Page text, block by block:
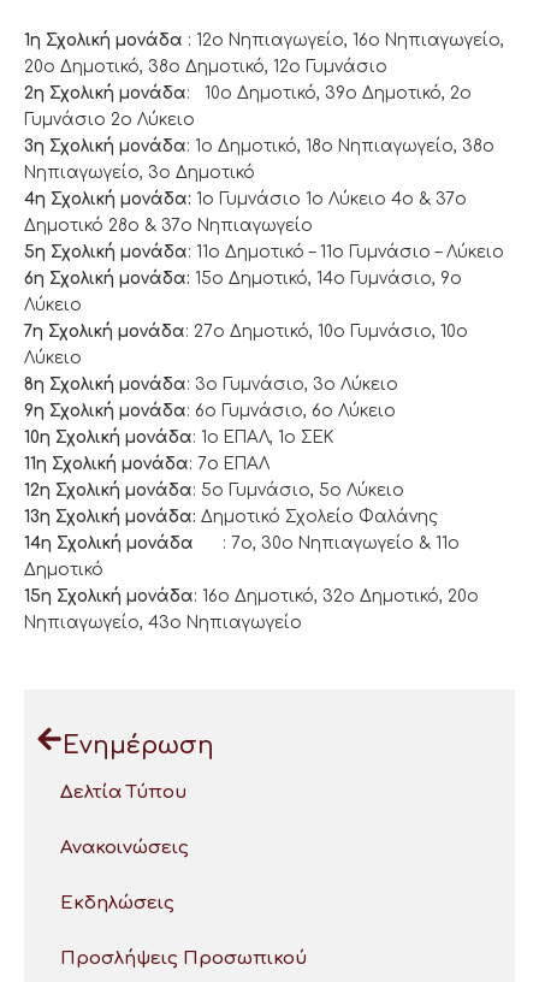
1η Σχολική μονάδα : 12ο Νηπιαγωγείο, 16ο Νηπιαγωγείο,
20ο Δημοτικό, 38ο Δημοτικό, 12ο Γυμνάσιο
2η Σχολική μονάδα: 10ο Δημοτικό, 39ο Δημοτικό, 2ο
Γυμνάσιο 2ο Λύκειο
3η Σχολική μονάδα: 1ο Δημοτικό, 18ο Νηπιαγωγείο, 38ο
Νηπιαγωγείο, 3ο Δημοτικό
4η Σχολική μονάδα: 1ο Γυμνάσιο 1ο Λύκειο 4ο & 37ο
Δημοτικό 28ο & 37ο Νηπιαγωγείο
5η Σχολική μονάδα: 11ο Δημοτικό – 11ο Γυμνάσιο – Λύκειο
6η Σχολική μονάδα: 15ο Δημοτικό, 14ο Γυμνάσιο, 9ο
Λύκειο
7η Σχολική μονάδα: 27ο Δημοτικό, 10ο Γυμνάσιο, 10ο
Λύκειο
8η Σχολική μονάδα: 3ο Γυμνάσιο, 3ο Λύκειο
9η Σχολική μονάδα: 6ο Γυμνάσιο, 6ο Λύκειο
10η Σχολική μονάδα: 1ο ΕΠΑΛ, 1ο ΣΕΚ
11η Σχολική μονάδα: 7ο ΕΠΑΛ
12η Σχολική μονάδα: 5ο Γυμνάσιο, 5ο Λύκειο
13η Σχολική μονάδα: Δημοτικό Σχολείο Φαλάνης
14η Σχολική μονάδα : 7ο, 30ο Νηπιαγωγείο & 11ο
Δημοτικό
15η Σχολική μονάδα: 16ο Δημοτικό, 32ο Δημοτικό, 20ο
Νηπιαγωγείο, 43ο Νηπιαγωγείο
Ενημέρωση
Δελτία Τύπου
Ανακοινώσεις
Εκδηλώσεις
Προσλήψεις Προσωπικού